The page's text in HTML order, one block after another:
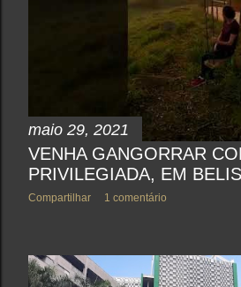
maio 29, 2021
VENHA GANGORRAR
PRIVILEGIADA, EM
Compartilhar 1 comentário